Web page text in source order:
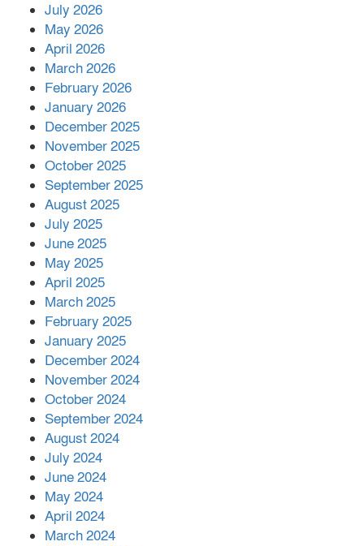
পর ফোন তারেক রহমানের,গ্যাস সঙ্কট
সহায়তা দিলেন সাচিং প্রু জেরী
July 2026
May 2026
April 2026
March 2026
February 2026
January 2026
December 2025
November 2025
October 2025
September 2025
August 2025
July 2025
June 2025
May 2025
April 2025
March 2025
February 2025
January 2025
December 2024
November 2024
October 2024
September 2024
August 2024
July 2024
June 2024
May 2024
April 2024
March 2024